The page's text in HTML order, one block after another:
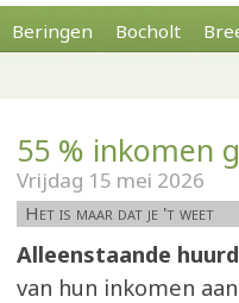
Beringen Bocholt
55 % inkomen
Vrijdag 15 mei 2026
Het is maar dat je 't weet
Alleenstaande
van hun inkomen